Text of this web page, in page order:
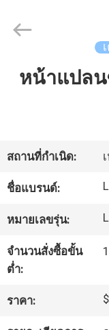
บ้าน
วิดีโอ
กับ
เรา
2026
Henan
หน้าแปลน
สถานที่กำเนิด:
ชื่อแบรนด์:
หมายเลขรุ่น:
จำนวนสั่งซื้อขั้น
ต่ำ:
ราคา: